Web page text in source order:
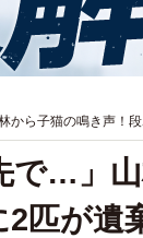
から子猫の鳴き声！
で…」
匹が遺